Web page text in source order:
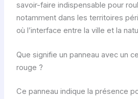
savoir-faire indispensable pour
notamment dans les territoires
où l’interface entre la ville et la
Que signifie un panneau avec un
rouge ?
Ce panneau indique la présence